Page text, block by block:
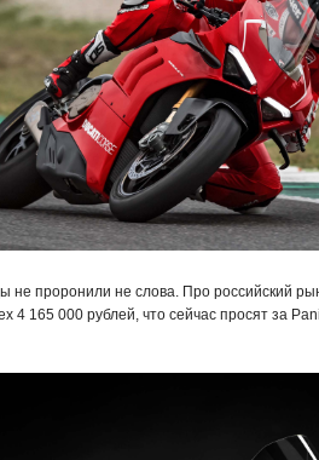
не проронили не слова. Про российский
4 165 000 рублей, что сейчас просят за